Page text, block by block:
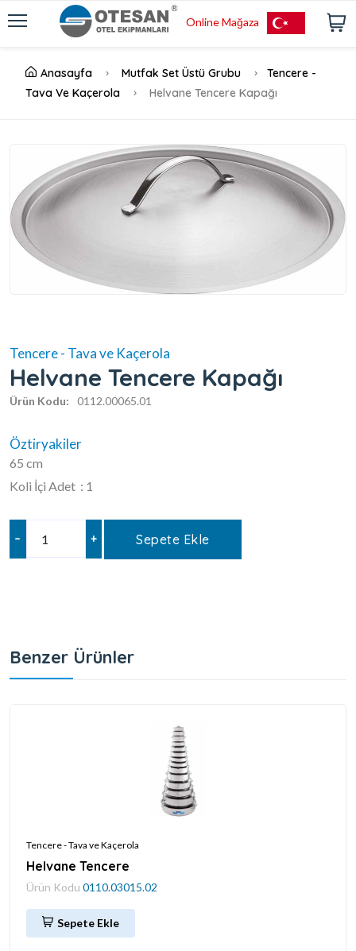
Online Mağaza
Anasayfa Mutfak Set Üstü Grubu
Tencere -
Tava Ve Kaçerola
Helvane Tencere Kapağı
Tencere - Tava ve Kaçerola
Helvane Tencere Kapağı
Ürün Kodu: 0112.00065.01
Öztiryakiler
65 cm
Koli İçi Adet : 1
– + Sepete Ekle
Benzer Ürünler
Tencere - Tava ve Kaçerola
Helvane Tencere
Ürün Kodu 0110.03015.02
Sepete Ekle